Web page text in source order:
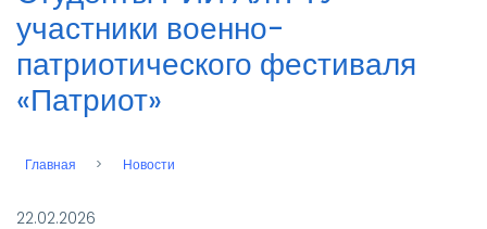
участники военно-
патриотического фестиваля
«Патриот»
Строка
Главная Новости
22.02.2026